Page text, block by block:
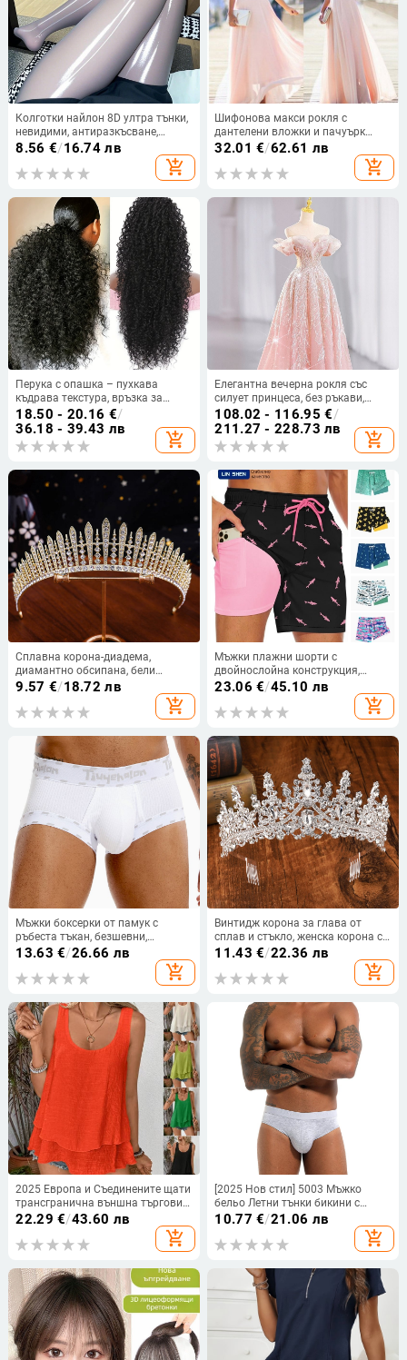
Колготки найлон 8D ултра тънки,
невидими, антиразкъсване,
антизакачане
8.56 €/16.74 лв
add_shopping_cart
Шифонова макси рокля с
дантелени вложки и пачуърк
детайл, А-образна силуета,
кръгло деколте, висока талия
32.01 €/62.61 лв
add_shopping_cart
Перука с опашка – пухкава
къдрава текстура, връзка за
стягане, термоустойчива коса,
модел SW309-1B, Xuchang Youju
hair products
18.50 - 20.16 €/
36.18 - 39.43 лв
add_shopping_cart
Елегантна вечерна рокля със
силует принцеса, без ръкави,
дълга пола, талия средна,
полиестер
108.02 - 116.95 €/
211.27 - 228.73 лв
add_shopping_cart
Сплавна корона-диадема,
диамантно обсипана, бели
кристали, женска украса за глава
9.57 €/18.72 лв
add_shopping_cart
Мъжки плажни шорти с
двойнослойна конструкция,
бързосъхнещи — 95% полиестер,
5% еластан; микроеластични,
тъкани
23.06 €/45.10 лв
add_shopping_cart
Мъжки боксерки от памук с
ръбеста тъкан, безшевни,
повдигане на задника, бързо
съхнене, дишащи, оформящи
тялото, средна талия
13.63 €/26.66 лв
add_shopping_cart
Винтидж корона за глава от
сплав и стъкло, женска корона с
бели кристали,
11.43 €/22.36 лв
add_shopping_cart
2025 Европа и Съединените щати
трансгранична външна търговия
нова жилетка с презрамка, без
ръкави, двуслойна тениска с
каишка и опашка
22.29 €/43.60 лв
add_shopping_cart
[2025 Нов стил] 5003 Мъжко
бельо Летни тънки бикини с
ниска талия, висока еластична,
дишаща, секси, U-образна форма
10.77 €/21.06 лв
add_shopping_cart